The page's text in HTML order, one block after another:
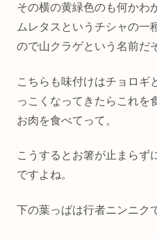
その横の黄緑色のも何かわ
ムレタスというチシャの一
ので山クラゲという名前だ
こちらも味付けはチョロギ
っこくなってきたらこれを
お肉を食べてって。
こうするとお箸が止まらず
ですよね。
下の葉っぱは行者ニンニク